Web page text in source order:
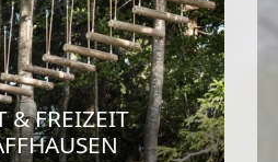
& FREIZEIT